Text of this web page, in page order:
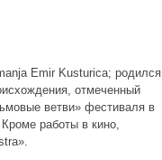
Emir Kusturica; родился
отмеченный
ветви» фестиваля в
работы в кино,